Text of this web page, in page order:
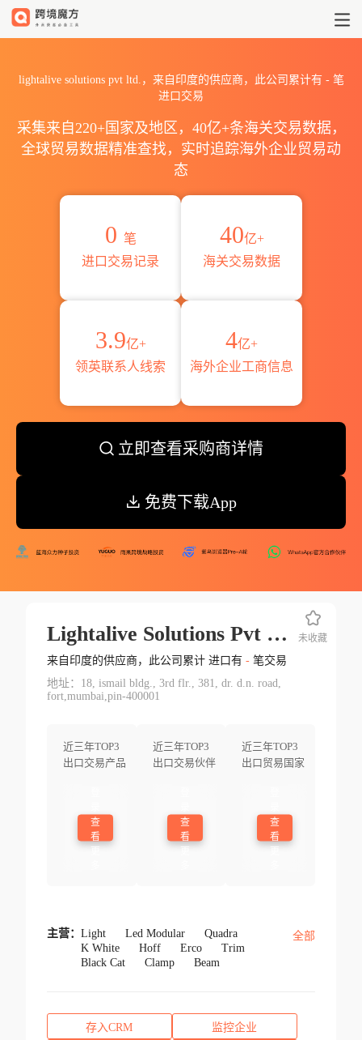
lightalive solutions pvt ltd.，来自印度的供应商，此公司累计有 -笔
进口交易
采集来自220+国家及地区，40亿+条海关交易数据，
全球贸易数据精准查找，实时追踪海外企业贸易动
态
0 笔
进口交易记录
40亿+
海关交易数据
3.9亿+
领英联系人线索
4亿+
海外企业工商信息
立即查看采购商详情
免费下载App
Lightalive Solutions Pvt Ltd.
来自印度的供应商，此公司累计 进口有 -笔交易
地址：18, ismail bldg., 3rd flr., 381, dr. d.n. road,
fort,mumbai,pin-400001
近三年TOP3
出口交易产品
查
看
近三年TOP3
出口交易伙伴
查
看
近三年TOP3
出口贸易国家
查
看
未收藏
主营： Light Led Modular
Quadra
K White
Hoff Erco
Trim
Black Cat
Clamp Beam
全部
存入CRM 监控企业